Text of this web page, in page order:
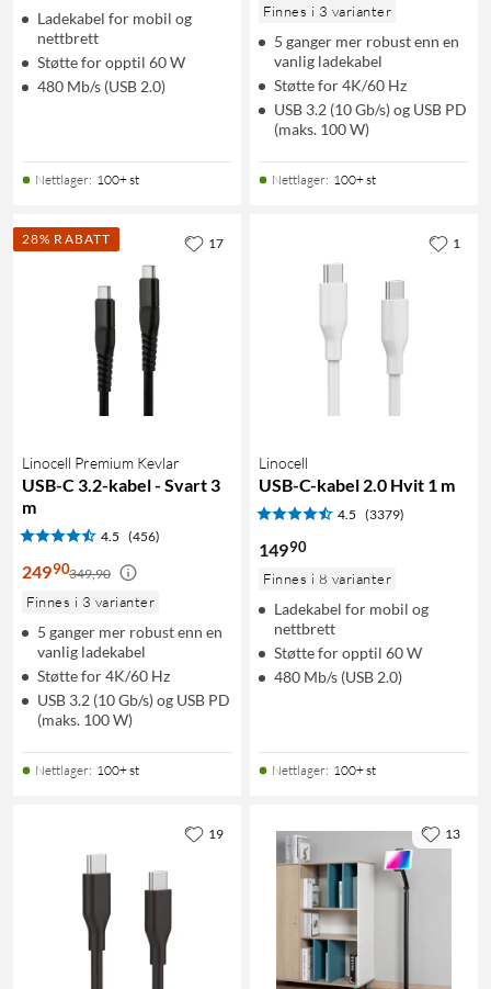
Ladekabel for mobil og
nettbrett
Støtte for opptil 60 W
480 Mb/s (USB 2.0)
Nettlager: 100+ st
Finnes i 3 varianter
5 ganger mer robust enn en
vanlig ladekabel
Støtte for 4K/60 Hz
USB 3.2 (10 Gb/s) og USB PD
(maks. 100 W)
Nettlager: 100+ st
28% RABATT
Linocell Premium Kevlar
USB-C 3.2-kabel - Svart 3
m
4.5 (456)
24990349,90
Finnes i 3 varianter
5 ganger mer robust enn en
vanlig ladekabel
Støtte for 4K/60 Hz
USB 3.2 (10 Gb/s) og USB PD
(maks. 100 W)
Nettlager: 100+ st
17
Linocell
USB-C-kabel 2.0 Hvit 1 m
4.5 (3379)
14990
Finnes i 8 varianter
Ladekabel for mobil og
nettbrett
Støtte for opptil 60 W
480 Mb/s (USB 2.0)
Nettlager: 100+ st
1
19 13